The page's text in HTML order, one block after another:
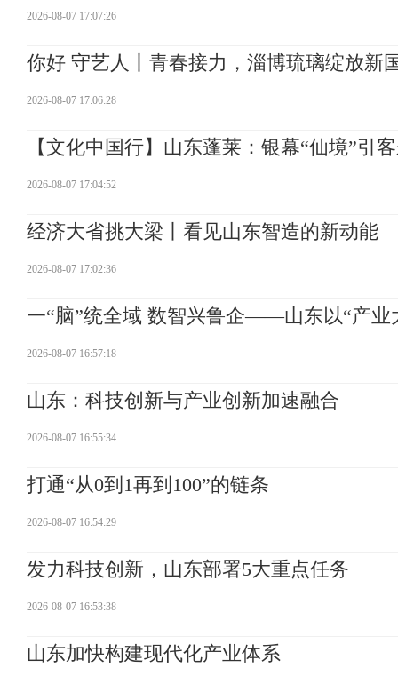
2026-08-07 17:07:26
你好 守艺人丨青春接力，淄博琉璃绽放新
2026-08-07 17:06:28
【文化中国行】山东蓬莱：银幕“仙境”引
2026-08-07 17:04:52
经济大省挑大梁丨看见山东智造的新动能
2026-08-07 17:02:36
一“脑”统全域 数智兴鲁企——山东以“产业
2026-08-07 16:57:18
山东：科技创新与产业创新加速融合
2026-08-07 16:55:34
打通“从0到1再到100”的链条
2026-08-07 16:54:29
发力科技创新，山东部署5大重点任务
2026-08-07 16:53:38
山东加快构建现代化产业体系